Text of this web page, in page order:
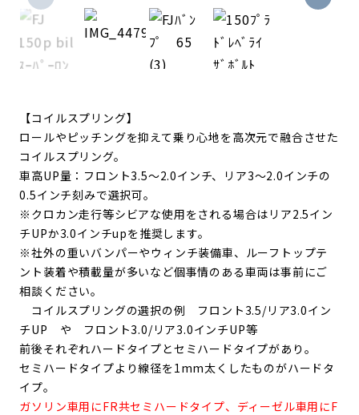
【コイルスプリング】
ロールやピッチングを抑えて乗り心地を高次元で融合させた
コイルスプリング。
車高UP量：フロント3.5～2.0インチ、リア3～2.0インチの
0.5インチ刻みで選択可。
※クロカン走行等シビアな使用をされる場合はリア2.5イン
チUPか3.0インチupを推奨します。
※社外の重いバンパーやウィンチ装備車、ルーフトップテ
ント装着や積載量が多いなど個事情のある車両は事前にご
相談ください。
コイルスプリングの選択の例 フロント3.5/リア3.0イン
チUP や フロント3.0/リア3.0インチUP等
前後それぞれハードタイプとセミハードタイプがあり。
セミハードタイプより線径を1mm太くしたものがハードタ
イプ。
ガソリン車用にFR共セミハードタイプ、ディーゼル車用にF